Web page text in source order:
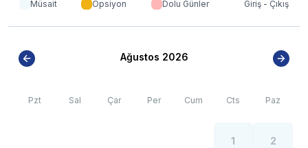
yoğun nüfus artışı sebebiyle; bölge genelinde nadiren
Müsait Opsiyon Dolu Günler Giriş - Çıkış
Ağustos 2026
Pzt Sal Çar Per Cum Cts Paz
1 2